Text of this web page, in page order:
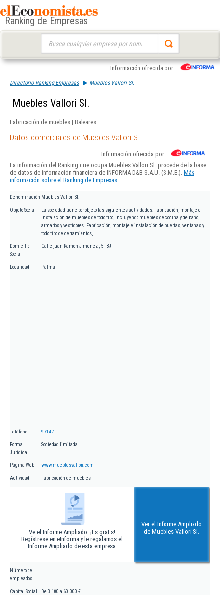
Ranking de Empresas
Información ofrecida por
Directorio Ranking Empresas Muebles Vallori Sl.
Muebles Vallori Sl.
Fabricación de muebles | Baleares
Datos comerciales de Muebles Vallori Sl.
Información ofrecida por
La información del Ranking que ocupa Muebles Vallori Sl. procede de la base
de datos de información financiera de INFORMA D&B S.A.U. (S.M.E.). Más
información sobre el Ranking de Empresas.
Denominación Muebles Vallori Sl.
Objeto Social
La sociedad tiene por objeto las siguientes actividades: Fabricación, montaje e
instalación de muebles de todo tipo, incluyendo muebles de cocina y de baño,
armarios y vestidores. Fabricación, montaje e instalación de puertas, ventanas y
todo tipo de cerramientos, ..
Domicilio
Social
Calle juan Ramon Jimenez , 5 - BJ
Localidad Palma
Teléfono 97147...
Forma
Jurídica
Sociedad limitada
Página Web www.mueblesvallori.com
Actividad Fabricación de muebles
Ve el Informe Ampliado. ¡Es gratis!
Regístrese en eInforma y le regalamos el
Informe Ampliado de esta empresa
Ver el Informe Ampliado
de Muebles Vallori Sl.
Número de
empleados
Capital Social De 3.100 a 60.000 €